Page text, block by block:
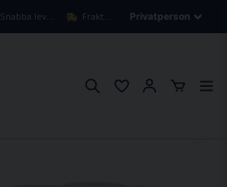
Snabba leveranser 1-3 arbetsdagar Fraktfritt över 900kr